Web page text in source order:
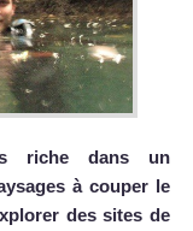
riche dans un
à couper le
des sites de